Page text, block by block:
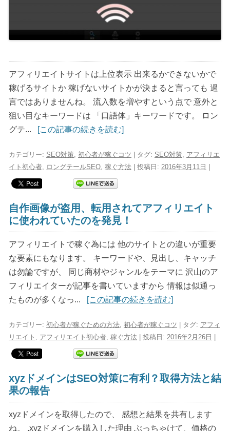
アフィリエイトサイトは上位表示 出来るかできないかで
稼げるサイトか 稼げないサイトかが決まると言っても 過
言ではありませんね。 流入数を増やすという点で 意外と
狙い目なキーワードは 「口語体」キーワードです。 ロン
グテ...
[この記事の続きを読む]
カテゴリー: SEO対策, 初心者が稼ぐコツ | タグ: SEO対策, アフィリエ
イト初心者, ロングテールSEO, 稼ぐ方法 | 投稿日: 2016年3月11日
自作画像が盗用、転用されてアフィリエイト
に使われていたのを発見！
アフィリエイトで稼ぐ為には 他のサイトとの違いが重要
な要素にもなります。 キーワードや、見出し、キャッチ
は勿論ですが、 同じ商材やジャンルをテーマに 沢山のア
フィリエイターが記事を書いていますから 情報は似通っ
たものが多くなっ...
[この記事の続きを読む]
カテゴリー: 初心者が稼ぐための方法, 初心者が稼ぐコツ | タグ: アフィ
リエイト , アフィリエイト初心者, 稼ぐ方法 | 投稿日: 2016年2月26日
xyzドメインはSEO対策に有利？取得方法と結
果の報告
xyzドメインを取得したので、 感想と結果を共有します
ね。 .xyzドメインを購入した理由 ぶっちゃけて、価格の